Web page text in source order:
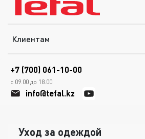
Клиентам
+7 (700) 061-10-00
с 09.00 до 18.00
info@tefal.kz
Уход за одеждой